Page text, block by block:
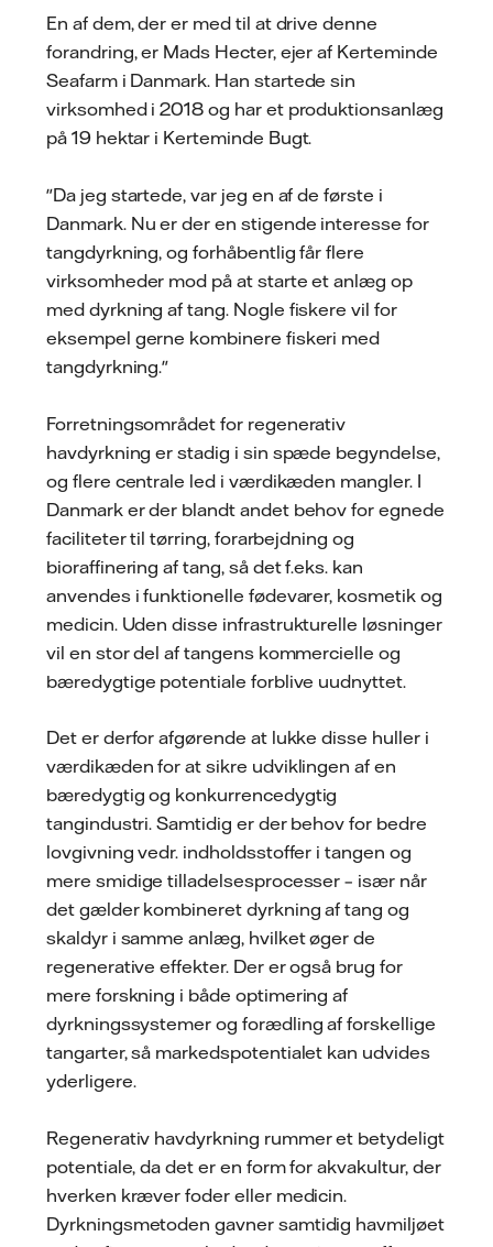
En af dem, der er med til at drive denne
forandring, er Mads Hecter, ejer af Kerteminde
Seafarm i Danmark. Han startede sin
virksomhed i 2018 og har et produktionsanlæg
på 19 hektar i Kerteminde Bugt.
"Da jeg startede, var jeg en af de første i
Danmark. Nu er der en stigende interesse for
tangdyrkning, og forhåbentlig får flere
virksomheder mod på at starte et anlæg op
med dyrkning af tang. Nogle fiskere vil for
eksempel gerne kombinere fiskeri med
tangdyrkning."
Forretningsområdet for regenerativ
havdyrkning er stadig i sin spæde begyndelse,
og flere centrale led i værdikæden mangler. I
Danmark er der blandt andet behov for egnede
faciliteter til tørring, forarbejdning og
bioraffinering af tang, så det f.eks. kan
anvendes i funktionelle fødevarer, kosmetik og
medicin. Uden disse infrastrukturelle løsninger
vil en stor del af tangens kommercielle og
bæredygtige potentiale forblive uudnyttet.
Det er derfor afgørende at lukke disse huller i
værdikæden for at sikre udviklingen af en
bæredygtig og konkurrencedygtig
tangindustri. Samtidig er der behov for bedre
lovgivning vedr. indholdsstoffer i tangen og
mere smidige tilladelsesprocesser – især når
det gælder kombineret dyrkning af tang og
skaldyr i samme anlæg, hvilket øger de
regenerative effekter. Der er også brug for
mere forskning i både optimering af
dyrkningssystemer og forædling af forskellige
tangarter, så markedspotentialet kan udvides
yderligere.
Regenerativ havdyrkning rummer et betydeligt
potentiale, da det er en form for akvakultur, der
hverken kræver foder eller medicin.
Dyrkningsmetoden gavner samtidig havmiljøet